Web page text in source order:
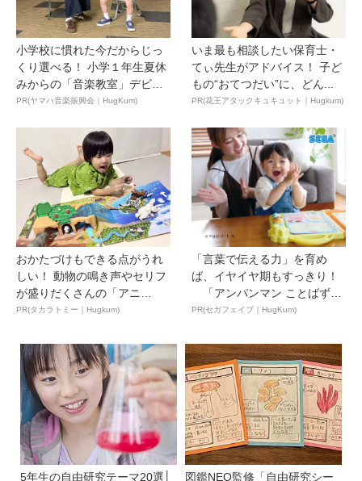
小学校に慣れた今だからじっ
くり選べる！ 小学１年生夏休
みからの「音楽教室」デビ
ュ...
PR(ヤマハ音楽振興会｜HugKum)
いま最も相談したい保育士・
てぃ先生がアドバイス！ 子ど
もの“おてつだい”に、どん...
PR(花王アタックキュキュット｜Hugkum)
おかたづけもできる点がうれ
しい！ 動物の鳴き声やセリフ
が盛りだくさんの「アニ
ア ...
PR(タカラトミー｜Hugkum)
「言葉で伝える力」を育め
ば、イヤイヤ期もすっきり！
「アンパンマン ことばずか
ん...
PR(セガフェイブ｜HugKum)
5年生の自由研究テーマ20選│
図鑑NEO監修「自由研究シー